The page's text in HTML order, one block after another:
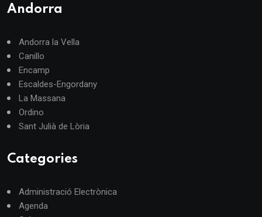
Andorra
Andorra la Vella
Canillo
Encamp
Escaldes-Engordany
La Massana
Ordino
Sant Julià de Lòria
Categories
Administració Electrònica
Agenda